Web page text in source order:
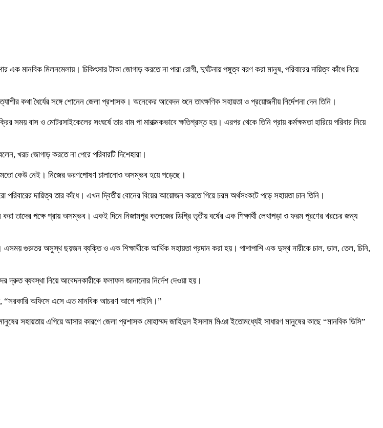
মানবিক মিলনমেলায়। চিকিৎসার টাকা জোগাড় করতে না পারা রোগী, দুর্ঘটনায় পঙ্গুত্ব বরণ করা মানুষ, পরিবারের দায়িত্ব কাঁধে নিয়ে
কথা ধৈর্যের সঙ্গে শোনেন জেলা প্রশাসক। অনেকের আবেদন শুনে তাৎক্ষণিক সহায়তা ও প্রয়োজনীয় নির্দেশনা দেন তিনি।
বাস ও মোটরসাইকেলের সংঘর্ষে তার বাম পা মারাত্মকভাবে ক্ষতিগ্রস্ত হয়। এরপর থেকে তিনি প্রায় কর্মক্ষমতা হারিয়ে পরিবার নিয়ে
খরচ জোগাড় করতে না পেরে পরিবারটি দিশেহারা।
মতো কেউ নেই। নিজের ভরণপোষণ চালানোও অসম্ভব হয়ে পড়েছে।
দায়িত্ব তার কাঁধে। এখন দ্বিতীয় বোনের বিয়ের আয়োজন করতে গিয়ে চরম অর্থসংকটে পড়ে সহায়তা চান তিনি।
তাদের পক্ষে প্রায় অসম্ভব। একই দিনে নিজামপুর কলেজের ডিগ্রি তৃতীয় বর্ষের এক শিক্ষার্থী লেখাপড়া ও ফরম পূরণের খরচের জন্য
এসময় গুরুতর অসুস্থ ছয়জন ব্যক্তি ও এক শিক্ষার্থীকে আর্থিক সহায়তা প্রদান করা হয়। পাশাপাশি এক দুস্থ নারীকে চাল, ডাল, তেল, চিনি,
দ্রুত ব্যবস্থা নিয়ে আবেদনকারীকে ফলাফল জানানোর নির্দেশ দেওয়া হয়।
“সরকারি অফিসে এসে এত মানবিক আচরণ আগে পাইনি।”
সহায়তায় এগিয়ে আসার কারণে জেলা প্রশাসক মোহাম্মদ জাহিদুল ইসলাম মিঞা ইতোমধ্যেই সাধারণ মানুষের কাছে “মানবিক ডিসি”